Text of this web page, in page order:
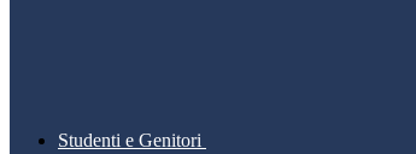
Studenti e Genitori